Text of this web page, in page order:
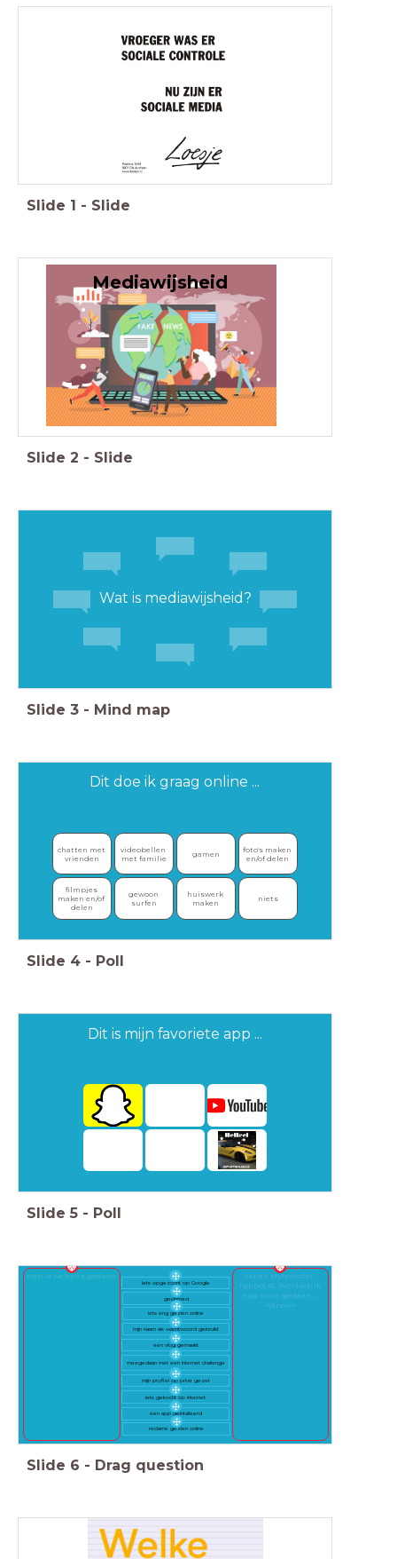
Slide 1 - Slide
Mediawijsheid
Slide 2 - Slide
Wat is mediawijsheid?
Slide 3 - Mind map
Dit doe ik graag online ...
chatten met
vrienden
videobellen
met familie
gamen
foto's maken
en/of delen
filmpjes
maken en/of
delen
gewoon
surfen
huiswerk
maken
niets
Slide 4 - Poll
Dit is mijn favoriete app ...
Slide 5 - Poll
Heb ik weleens gedaan
<span style="color:
rgb(49, 51, 94)">Heb ik
nog nooit gedaan ...
</span>
Iets opgezocht op Google
gegamed
iets eng gezien online
mijn naam als wachtwoord gebruikt
een vlog gemaakt
meegedaan met een internet challenge
mijn profiel op privé gezet
iets gekocht op internet
een app geïntalleerd
reclame gezien online
Slide 6 - Drag question